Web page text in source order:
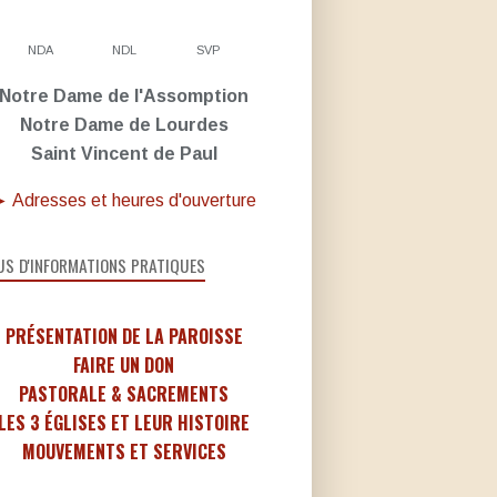
NDA NDL SVP
Notre Dame de l'Assomption
Notre Dame de Lourdes
Saint Vincent de Paul
Adresses et heures d'ouverture
D'INFORMATIONS PRATIQUES
PRÉSENTATION DE LA PAROISSE
FAIRE UN DON
PASTORALE & SACREMENTS
LES 3 ÉGLISES ET LEUR HISTOIRE
MOUVEMENTS ET SERVICES